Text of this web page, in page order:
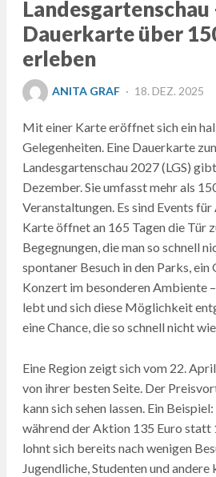
Dauerkarte über
erleben
ANITA GRAF
POSTED
18. DEZ. 2025
Mit einer Karte eröffnet sich ein
Gelegenheiten. Eine Dauerkarte
Landesgartenschau 2027 (LGS)
Dezember. Sie umfasst mehr als
Veranstaltungen. Es sind Events für
Karte öffnet an 165 Tagen die Tür
Begegnungen, die man so schnell
spontaner Besuch in den Parks, ein
Konzert im besonderen Ambiente
lebt und sich diese Möglichkeit
eine Chance, die so schnell nicht
Eine Region zeigt sich vom 22.
von ihrer besten Seite. Der
kann sich sehen lassen. Ein
während der Aktion 135 Euro statt
lohnt sich bereits nach wenigen
Jugendliche, Studenten und